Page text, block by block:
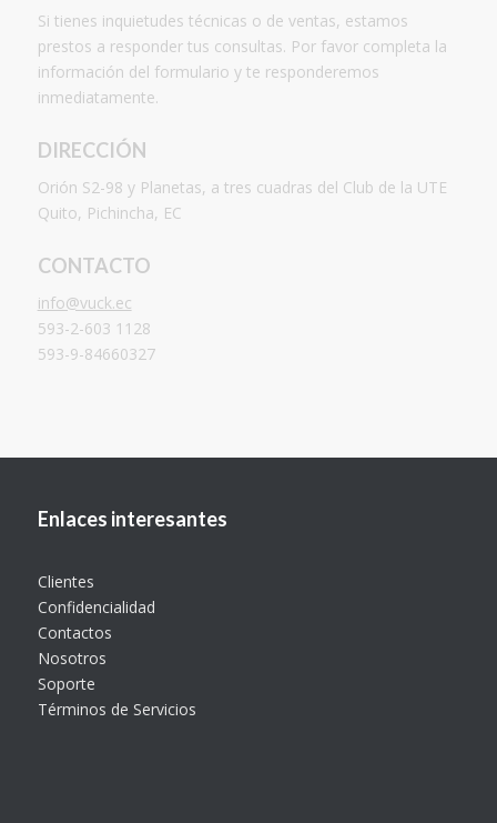
Si tienes inquietudes técnicas o de ventas, estamos
prestos a responder tus consultas. Por favor completa la
información del formulario y te responderemos
inmediatamente.
DIRECCIÓN
Orión S2-98 y Planetas, a tres cuadras del Club de la UTE
Quito, Pichincha, EC
CONTACTO
info@vuck.ec
593-2-603 1128
593-9-84660327
Enlaces interesantes
Clientes
Confidencialidad
Contactos
Nosotros
Soporte
Términos de Servicios